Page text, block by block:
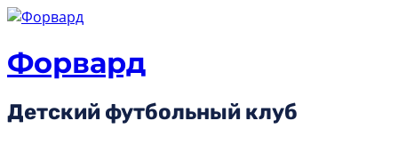
Skip
content
Форвард
Детский футбольный клуб